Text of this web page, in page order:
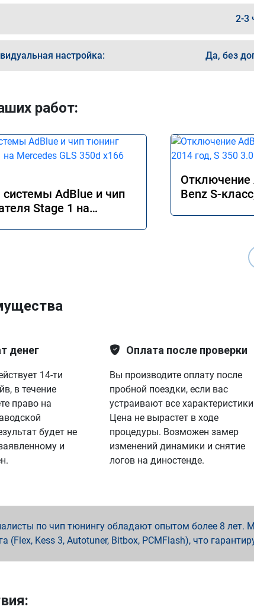
2-3
настройка: Да, без
работ:
AdBlue и чип
Stage 1 на
Отключение
Benz S-
денег
14-ти
в течение
право на
будет не
и
Оплата после проверки
Вы производите оплату после
пробной поездки, если вас
устраивают все
Цена не вырастет в ходе
процедуры. Возможен замер
изменений динамики и снятие
логов на диностенде.
по чип тюнингу обладают опытом более 8 лет.
(Flex, Kess 3, Autotuner, Bitbox, PCMFlash), что